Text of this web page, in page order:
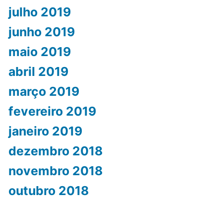
julho 2019
junho 2019
maio 2019
abril 2019
março 2019
fevereiro 2019
janeiro 2019
dezembro 2018
novembro 2018
outubro 2018